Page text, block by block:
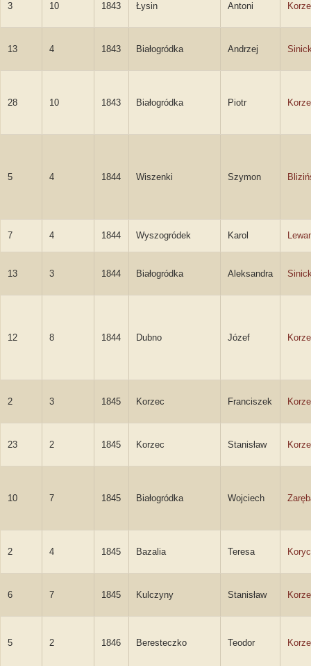
3 10 1843 Łysin Antoni
13 4 1843 Białogródka Andrzej
28 10 1843 Białogródka Piotr
5 4 1844 Wiszenki Szymon
7 4 1844 Wyszogródek Karol
13 3 1844 Białogródka Aleksandra
12 8 1844 Dubno Józef
2 3 1845 Korzec Franciszek
23 2 1845 Korzec Stanisław
10 7 1845 Białogródka Wojciech
2 4 1845 Bazalia Teresa
6 7 1845 Kulczyny Stanisław
5 2 1846 Beresteczko Teodor